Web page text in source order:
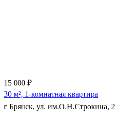
15 000 ₽
30 м², 1-комнатная квартира
г Брянск, ул. им.О.Н.Строкина, 2